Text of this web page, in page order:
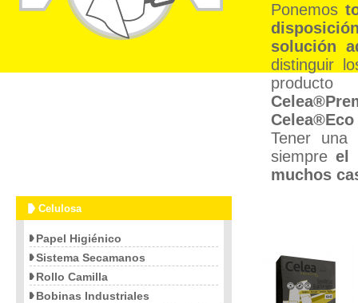
Ponemos
solución
distinguir
Celea®Eco
Tener una
siempre el
muchos
Celulosa
Papel Higiénico
Sistema Secamanos
Rollo Camilla
Bobinas Industriales